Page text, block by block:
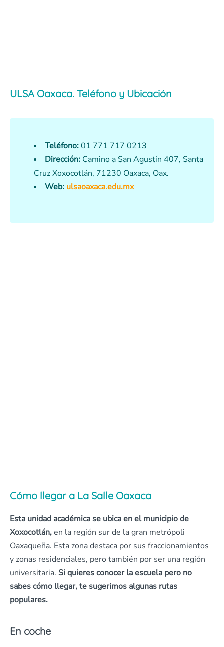
ULSA Oaxaca. Teléfono y Ubicación
Teléfono:01 771 717 0213
Dirección: Camino a San Agustín 407, Santa
Cruz Xoxocotlán, 71230 Oaxaca, Oax.
Web: ulsaoaxaca.edu.mx
Cómo llegar a La Salle Oaxaca
Esta unidad académica se ubica en el municipio de
Xoxocotlán,en la región sur de la gran metrópoli
Oaxaqueña. Esta zona destaca por sus fraccionamientos
y zonas residenciales, pero también por ser una región
universitaria. Si quieres conocer la escuela pero no
sabes cómo llegar, te sugerimos algunas rutas
populares.
En coche